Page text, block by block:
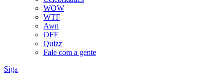
WOW
WTF
Awn
OFF
Quizz
Fale com a gente
Siga